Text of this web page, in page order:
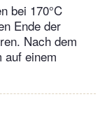
bei 170°C
Ende der
Nach dem
auf einem